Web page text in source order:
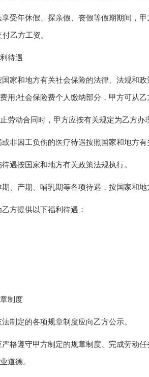
年休假、探亲假、丧假等假期期间，甲
乙方工资。
待遇
和地方有关社会保险的法律、法规和政
用;社会保险费个人缴纳部分，甲方可从乙
动合同时，甲方应按有关规定为乙方办
因工负伤的医疗待遇按照国家和地方有
按国家和地方有关政策法规执行。
产期、哺乳期等各项待遇，按国家和地
提供以下福利待遇：
制度
定的各项规章制度应向乙方公示。
遵守甲方制定的规章制度、完成劳动任
道德。